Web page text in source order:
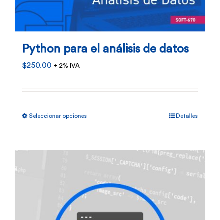
Python para el análisis de datos
$250.00 + 2% IVA
Seleccionar opciones
Las
se
Detalles